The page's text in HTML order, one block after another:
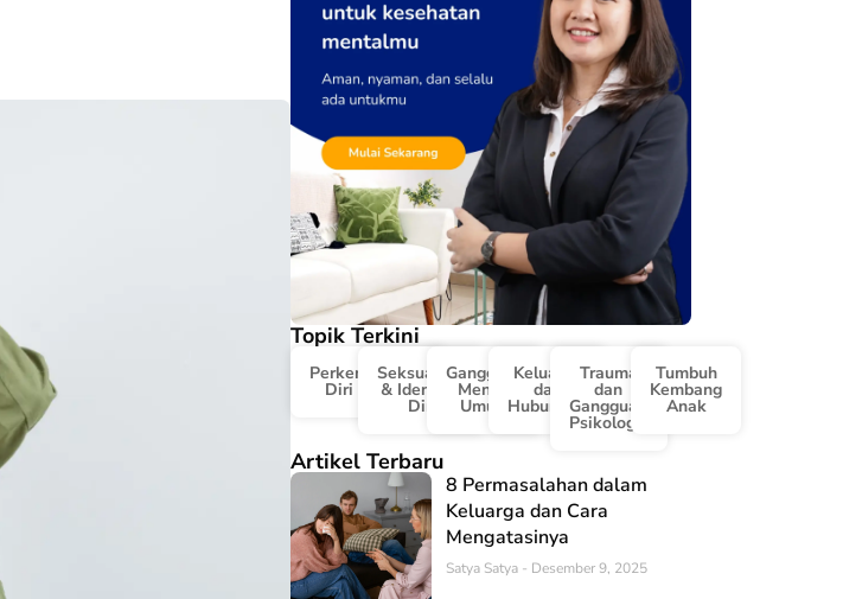
Topik Terkini
Perkembangan
Diri & Karir
Seksualitas
& Identitas
Diri
Gangguan
Mental
Umum
Keluarga
dan
Hubungan
Trauma
dan
Gangguan
Psikologis
Tumbuh
Kembang
Anak
Artikel Terbaru
8 Permasalahan dalam
Keluarga dan Cara
Mengatasinya
Satya Satya Desember 9, 2025